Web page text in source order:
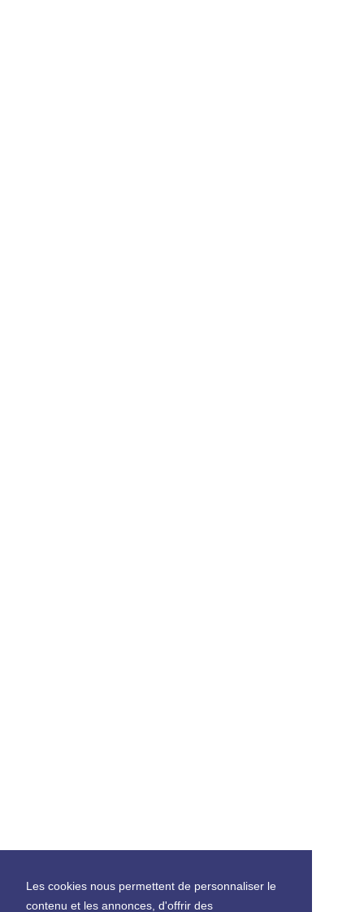
Les cookies nous permettent de personnaliser le
contenu et les annonces, d'offrir des